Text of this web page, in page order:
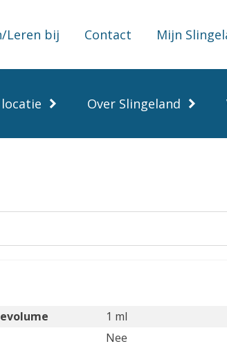
Leren bij Contact Mijn
Over Slingeland
1 ml
Nee